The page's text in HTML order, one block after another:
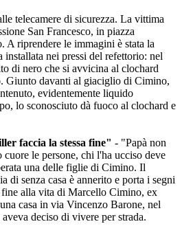
telecamere di sicurezza. La vittima
San Francesco, in piazza
A riprendere le immagini è stata la
installata nei pressi del refettorio: nel
di nero che si avvicina al clochard
Giunto davanti al giaciglio di Cimino,
evidentemente liquido
lo sconosciuto dà fuoco al clochard e
faccia la stessa fine" - "Papà non
le persone, chi l'ha ucciso deve
una delle figlie di Cimino. Il
di senza casa è annerito e porta i segni
fine alla vita di Marcello Cimino, ex
casa in via Vincenzo Barone, nel
deciso di vivere per strada.